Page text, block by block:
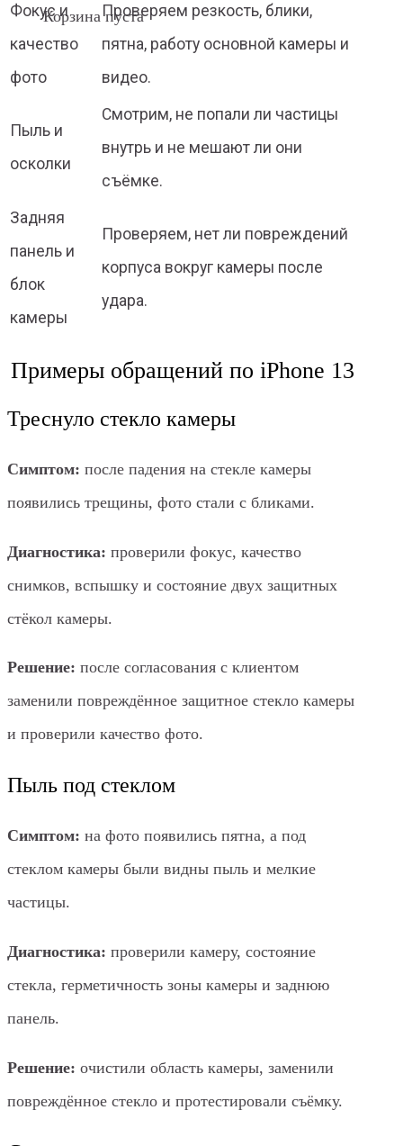
Корзина пуста
Фокус и
качество
фото
Проверяем резкость, блики,
пятна, работу основной камеры и
видео.
Пыль и
осколки
Смотрим, не попали ли частицы
внутрь и не мешают ли они
съёмке.
Задняя
панель и
блок
камеры
Проверяем, нет ли повреждений
корпуса вокруг камеры после
удара.
Примеры обращений по iPhone 13
Треснуло стекло камеры
Симптом: после падения на стекле камеры
появились трещины, фото стали с бликами.
Диагностика: проверили фокус, качество
снимков, вспышку и состояние двух защитных
стёкол камеры.
Решение: после согласования с клиентом
заменили повреждённое защитное стекло камеры
и проверили качество фото.
Пыль под стеклом
Симптом: на фото появились пятна, а под
стеклом камеры были видны пыль и мелкие
частицы.
Диагностика: проверили камеру, состояние
стекла, герметичность зоны камеры и заднюю
панель.
Решение: очистили область камеры, заменили
повреждённое стекло и протестировали съёмку.